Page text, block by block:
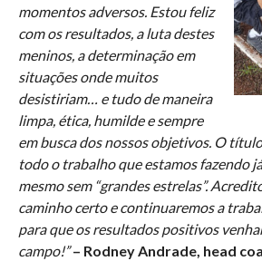
momentos adversos. Estou feliz
com os resultados, a luta destes
meninos, a determinação em
situações onde muitos
desistiriam… e tudo de maneira
limpa, ética, humilde e sempre
em busca dos nossos objetivos. O
todo o trabalho que estamos fazendo
mesmo sem “grandes estrelas”.
caminho certo e continuaremos a
para que os resultados positivos
campo!”– Rodney Andrade, head